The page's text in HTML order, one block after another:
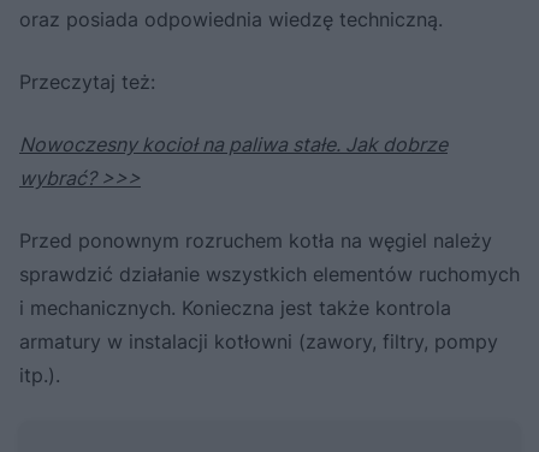
oraz posiada odpowiednia wiedzę techniczną.
Przeczytaj też:
Nowoczesny kocioł na paliwa stałe. Jak dobrze
wybrać? >>>
Przed ponownym rozruchem kotła na węgiel należy
sprawdzić działanie wszystkich elementów ruchomych
i mechanicznych. Konieczna jest także kontrola
armatury w instalacji kotłowni (zawory, filtry, pompy
itp.).